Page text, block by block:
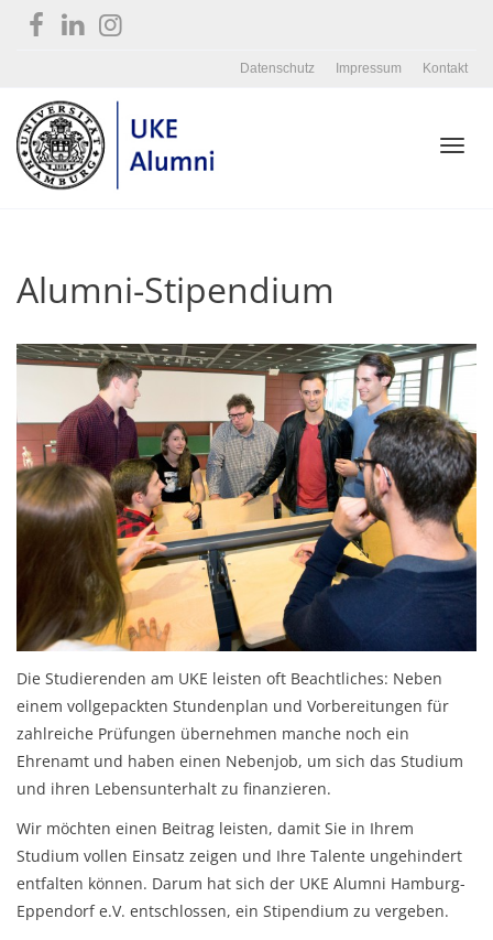
Datenschutz Impressum Kontakt
Alumni-Stipendium
Die Studierenden am UKE leisten oft Beachtliches: Neben
einem vollgepackten Stundenplan und Vorbereitungen für
zahlreiche Prüfungen übernehmen manche noch ein
Ehrenamt und haben einen Nebenjob, um sich das Studium
und ihren Lebensunterhalt zu finanzieren.
Wir möchten einen Beitrag leisten, damit Sie in Ihrem
Studium vollen Einsatz zeigen und Ihre Talente ungehindert
entfalten können. Darum hat sich der UKE Alumni Hamburg-
Eppendorf e.V. entschlossen, ein Stipendium zu vergeben.